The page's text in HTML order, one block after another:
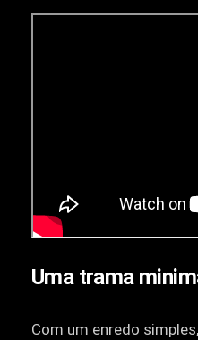
Uma trama
Com um enredo